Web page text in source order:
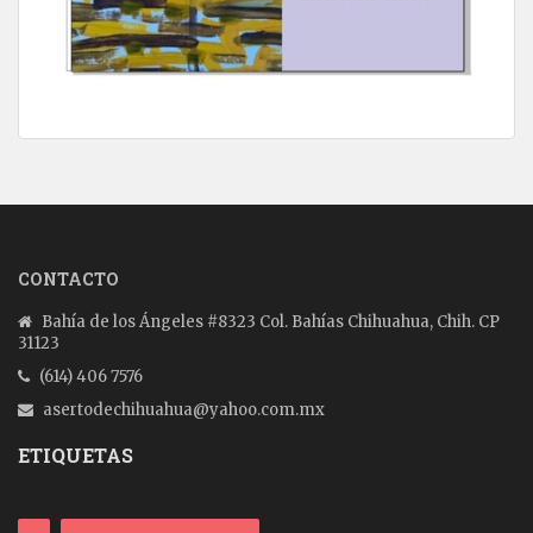
CONTACTO
Bahía de los Ángeles #8323 Col. Bahías Chihuahua, Chih. CP
31123
(614) 406 7576
asertodechihuahua@yahoo.com.mx
ETIQUETAS